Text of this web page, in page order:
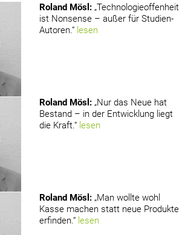
Roland Mösl : „Technologieoffenheit
ist Nonsense – außer für Studien-
Autoren.“ lesen
Roland Mösl : „Nur das Neue hat
Bestand – in der Entwicklung liegt
die Kraft.“ lesen
Roland Mösl : „Man wollte wohl
Kasse machen statt neue Produkte
erfinden.“ lesen